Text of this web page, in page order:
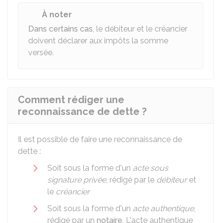
À noter
Dans certains cas, le débiteur et le créancier
doivent déclarer aux impôts la somme
versée.
Comment rédiger une
reconnaissance de dette ?
Il est possible de faire une reconnaissance de
dette :
Soit sous la forme d'un acte sous
signature privée, rédigé par le débiteuret
le créancier
Soit sous la forme d'un acte authentique,
rédigé par un notaire. L'acte authentique